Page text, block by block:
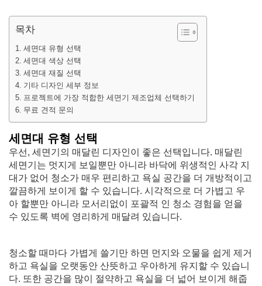
목차
세면대 유형 선택
세면대 색상 선택
세면대 재질 선택
기타 디자인 세부 정보
프로젝트에 가장 적합한 세면기 제조업체 선택하기
무료 견적 문의
세면대 유형 선택
우선, 세면기의 매달린 디자인이 좋은 선택입니다. 매달린
세면기는 멋지게 보일뿐만 아니라 바닥에 위생적인 사각 지
대가 없어 청소가 매우 편리하고 욕실 공간을 더 개방적이고
깔끔하게 보이게 할 수 있습니다. 시각적으로 더 가볍고 우
아 할뿐만 아니라 모서리없이 포괄적 인 청소 경험을 얻을
수 있도록 벽에 영리하게 매달려 있습니다.
청소할 때마다 가볍게 쓸기만 하면 먼지와 오물을 쉽게 제거
하고 욕실을 오랫동안 산뜻하고 우아하게 유지할 수 있습니
다. 또한 공간을 많이 절약하고 욕실을 더 넓어 보이게 해줍